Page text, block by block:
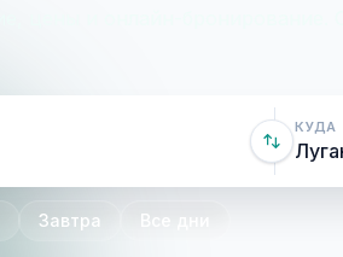
КУДА
Завтра Все дни